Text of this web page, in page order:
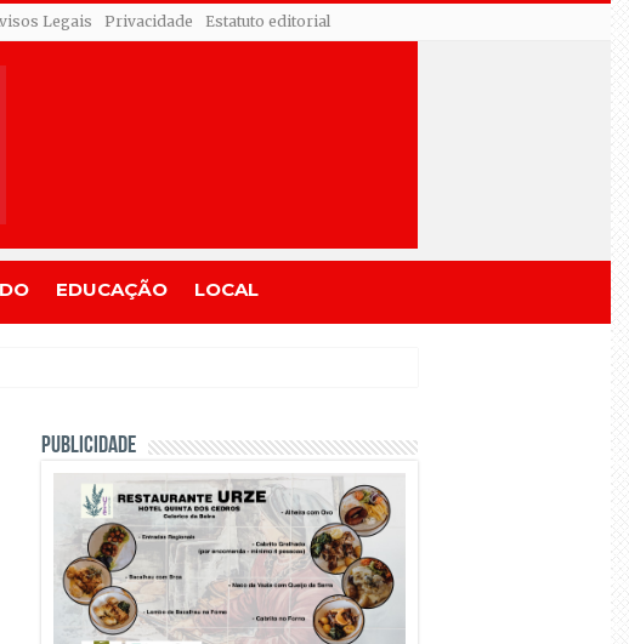
Legais Privacidade Estatuto editorial
EDUCAÇÃO LOCAL
PUBLICIDADE